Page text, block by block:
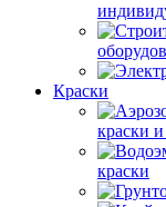
Краски
краски
краски